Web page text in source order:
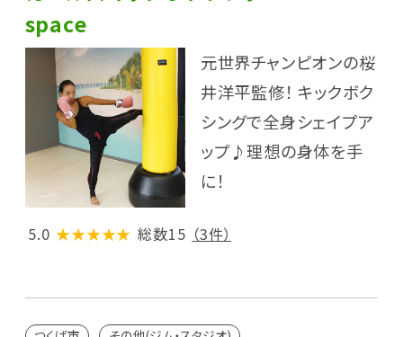
space
元世界チャンピオンの桜
井洋平監修！ キックボク
シングで全身シェイプア
ップ♪理想の身体を手
に！
5.0 ★★★★★ 総数15 （3件）